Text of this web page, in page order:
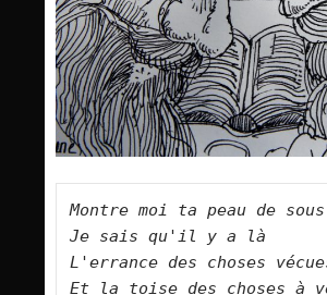
Montre moi ta peau de
Je sais qu'il y a là
L'errance des choses
Et la toise des